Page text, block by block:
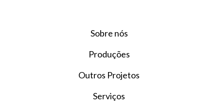
Sobre nós
Produções
Outros Projetos
Serviços